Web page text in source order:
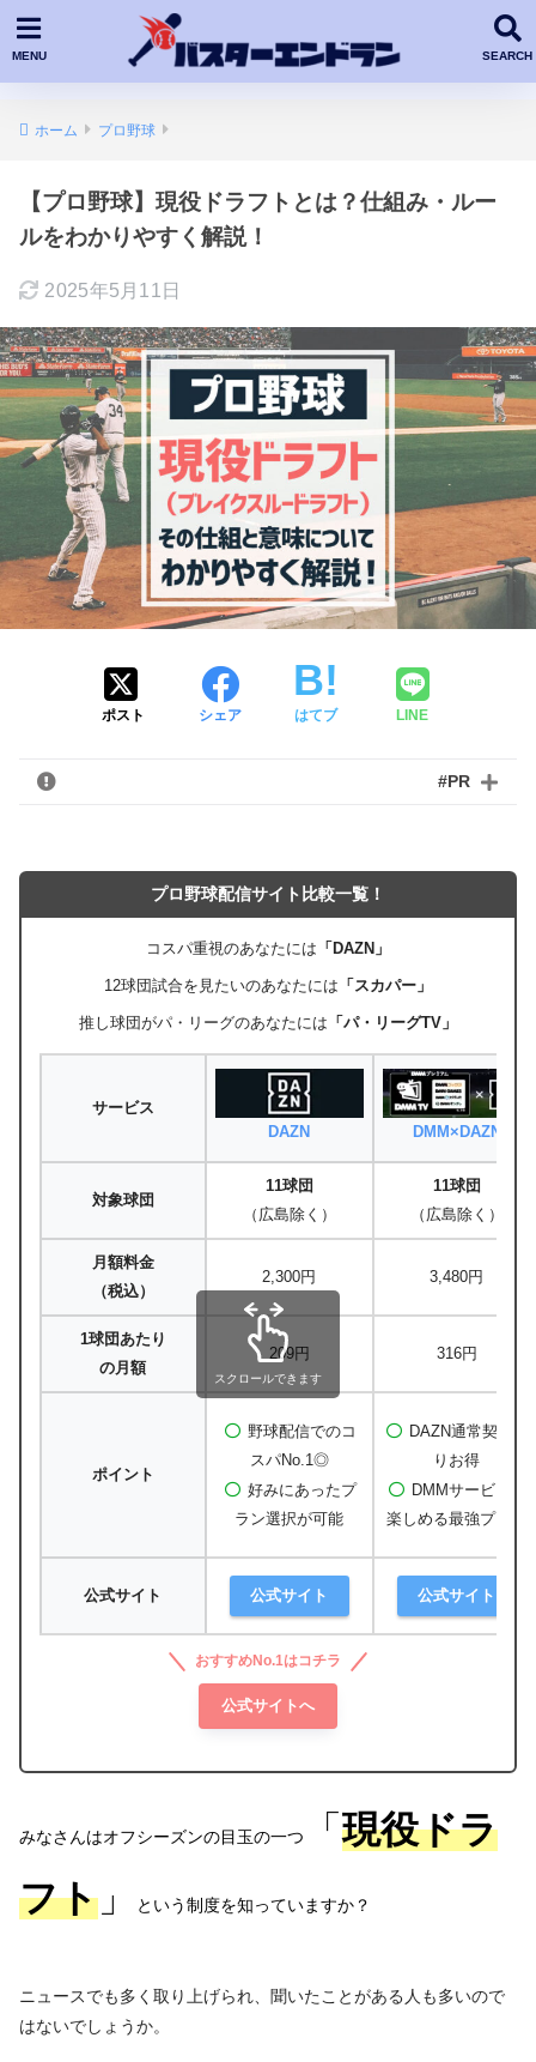
ホーム プロ野球
【プロ野球】現役ドラフトとは？仕組み・ルー
ルをわかりやすく解説！
2025年5月11日
ポスト シェア はてブ LINE
#PR
プロ野球配信サイト比較一覧！
コスパ重視のあなたには 「DAZN」
12球団試合を見たいのあなたには 「スカパー」
推し球団がパ・リーグのあなたには 「パ・リーグTV」
サービス
DAZN
DMM×DAZN
対象球団
11球団
（広島除く）
11球団
（広島除く）
月額料金
（税込）
2,300円 3,480円
1球団あたり
の月額
209円 316円
ポイント
野球配信でのコ
スパNo.1◎
好みにあったプ
ラン選択が可能
DAZN通常契約よ
りお得
DMMサービスも
楽しめる最強プラン
公式サイト 公式サイト 公式サイト
スクロールできます
おすすめNo.1はコチラ
公式サイトへ
みなさんはオフシーズンの目玉の一つ 「現役ドラ
フト 」 という制度を知っていますか？
ニュースでも多く取り上げられ、聞いたことがある人も多いので
はないでしょうか。